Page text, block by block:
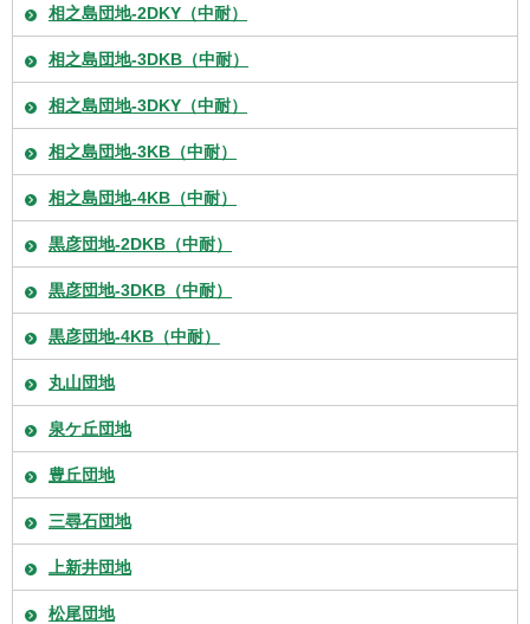
相之島団地-2DKY（中耐）
相之島団地-3DKB（中耐）
相之島団地-3DKY（中耐）
相之島団地-3KB（中耐）
相之島団地-4KB（中耐）
黒彦団地-2DKB（中耐）
黒彦団地-3DKB（中耐）
黒彦団地-4KB（中耐）
丸山団地
泉ケ丘団地
豊丘団地
三尋石団地
上新井団地
松尾団地